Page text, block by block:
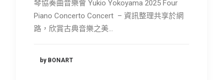
琴協奏曲音樂會 Yukio Yokoyama 2025 Four
Piano Concerto Concert – 資訊整理共享於網
路，欣賞古典音樂之美…
by BONART